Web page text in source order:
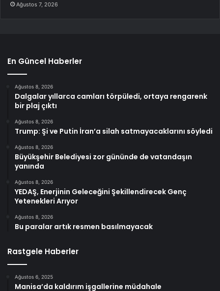
Ağustos 7, 2026
En Güncel Haberler
Ağustos 8, 2026
Dalgalar yıllarca camları törpüledi, ortaya rengarenk
bir plaj çıktı
Ağustos 8, 2026
Trump: Şi ve Putin İran’a silah satmayacaklarını söyledi
Ağustos 8, 2026
Büyükşehir Belediyesi zor gününde de vatandaşın
yanında
Ağustos 8, 2026
YEDAŞ, Enerjinin Geleceğini Şekillendirecek Genç
Yetenekleri Arıyor
Ağustos 8, 2026
Bu paralar artık resmen basılmayacak
Rastgele Haberler
Ağustos 6, 2025
Manisa’da kaldırım işgallerine müdahale